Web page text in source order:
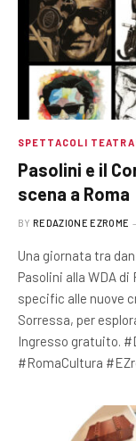
SPETTACOLI
Pasolini e il
scena a Roma
BY REDAZIONE EZROME
Una giornata tra
Pasolini alla WDA
specific alle nuove
Sorressa, per
Ingresso gratuito.
#RomaCultura